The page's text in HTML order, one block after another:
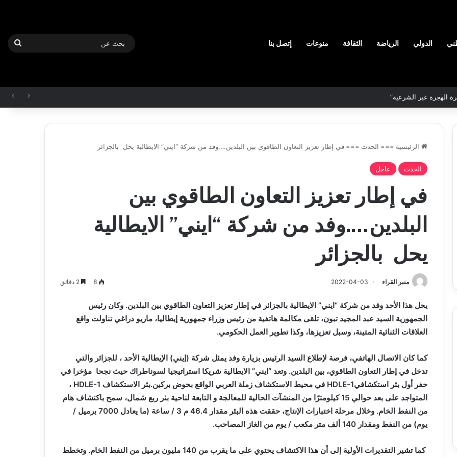
الدولي الرياضة الثقافة منوعات إتصل بنا
بحث
الهجرة غير الشرعية”
الرئيسية === الحدث === في إطار تعزيز التعاون الطاقوي بين البلدين….وفد من شركة “ايني” الايطالية يحل بالجزائر
الحدث عاجل
في إطار تعزيز التعاون الطاقوي بين
البلدين….وفد من شركة “ايني” الايطالية
يحل بالجزائر
منبر القراء 2022-04-03
8
يحل هذا الأحد وفد من شركة “ايني” الايطالية بالجزائر في إطار تعزيز التعاون الطاقوي بين البلدين. وكان رئيس
الجمهورية السيد عبد المجيد تبون، تلقى مكالمة هاتفية من رئيس وزراء جمهورية إيطاليا، ماريو دراغي تناولت واقع
العلاقات الثنائية المتينة، وسبل تعزيزها، وكذا تطوير العمل الحكومي.
كما كان الاتصال الهاتفي، فرصة لإطلاع السيد الرئيس بزيارة وفد يمثل شركة (إيني) الإيطالية الأحد ، للجزائر والتي
تدخل في إطار التعاون الطاقوي، بين البلدين. وتعد “ايني” الايطالية شريكا استراتيجيا لسوناطراك حيث نجحا مؤخرا في
حفر أول بئر استكشافيHDLE-1 في محيط الاستكشاف زملة العربي الواقع بحوض بركين.بئر الاستكشاف HDLE-1 ،
المتواجد على بعد حوالي 15 كيلومترًا من المنشآت الحالية للمعالجة و التابعة لناحية بئر ربع شمال، سمح باكتشاف هام
من النفط الخام. وخلال مرحلة اختبارات الإنتاج، حققت هذه البئر مقدار 46.4 م 3 / ساعة (ما يعادل 7000 برميل /
يوم) من النفط ومقدار 140 ألف متر مكعب / يوم من الغاز المصاحب.
كما تشير التقديرات الأولية إلى أن هذا الاكتشاف يحتوي على ما يقرب من 140 مليون برميل من النفط الخام. وتخطط
قرعة الدور التمهيدي لأبطال
وكأس الكونفدرالية يوم الخميس
سطيف
المدافع
الدين
تخصص
لترميم
و